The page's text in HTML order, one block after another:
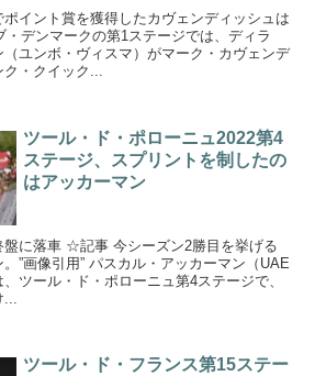
イント賞を獲得したカヴェンディッシュは
デンマークの第1ステージでは、ディラ
ユンボ・ヴィスマ）がマーク・カヴェンデ
ク・クイック...
ツール・ド・ポローニュ2022第4
ステージ、スプリントを制したの
はアッカーマン
盤に落車 ☆記事 今シーズン2勝目を挙げる
”画像引用” パスカル・アッカーマン（UAE
ツール・ド・ポローニュ第4ステージで、
ツール・ド・フランス第15ステー